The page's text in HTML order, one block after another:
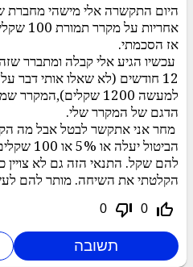
היום התקשרה אלי מישהי מחברת
אז הסכמתי.
12 חודשים (לא שאלו אותי דבר
למעשה 1200
הדגם של המקרר שלי.
מחר אני אתקשר לבטל אבל מה
הביטול
להם שקל. התנאי הזה גם לא צויין
הקלטתי את השיחה. מותר להם
thumb_up_off_alt
0
thumb_down_off_alt
0